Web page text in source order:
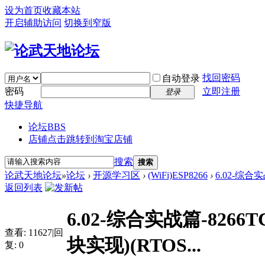
设为首页收藏本站
开启辅助访问 切换到窄版
自动登录 找回密码
密码
登录
立即注册
快捷导航
论坛BBS
店铺点击跳转到淘宝店铺
搜索 搜索
论武天地论坛»论坛 › 开源学习区 › (WiFi)ESP8266 › 6.02-综合
返回列表
查看: 11627|回
复: 0
6.02-综合实战篇-
块实现)(RTOS...